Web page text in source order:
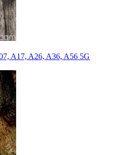
A17, A26, A36, A56 5G